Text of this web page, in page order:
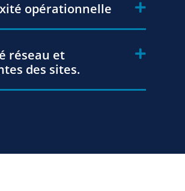
opérationnelle
réseau et
des sites.